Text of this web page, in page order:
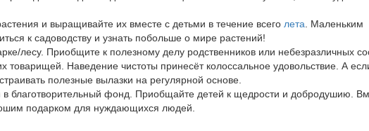
и выращивайте их вместе с детьми в течение всего лета. Маленьким
к садоводству и узнать побольше о мире растений!
лесу. Приобщите к полезному делу родственников или небезразличных
товарищей. Наведение чистоты принесёт колоссальное удовольствие. А
полезные вылазки на регулярной основе.
в благотворительный фонд. Приобщайте детей к щедрости и добродушию.
подарком для нуждающихся людей.